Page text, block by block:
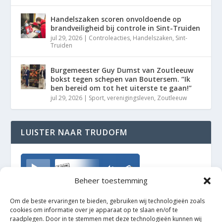
Beheer toestemming
Om de beste ervaringen te bieden, gebruiken wij technologieën zoals
cookies om informatie over je apparaat op te slaan en/of te
raadplegen. Door in te stemmen met deze technologieën kunnen wij
Handelszaken scoren onvoldoende op
brandveiligheid bij controle in Sint-Truiden
jul 29, 2026 | Controleacties, Handelszaken, Sint-
Truiden
Burgemeester Guy Dumst van Zoutleeuw
bokst tegen schepen van Boutersem. “Ik
ben bereid om tot het uiterste te gaan!”
jul 29, 2026 | Sport,verenigingsleven, Zoutleeuw
LUISTER NAAR TRUDOFM
TrudoFM